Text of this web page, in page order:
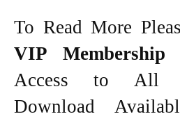
To Read More
VIP Membership
Access to All
Download